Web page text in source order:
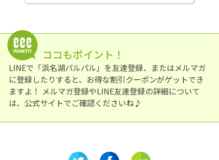
ココもポイント！
LINEで「浜名湖パルパル」を友達登録、またはメルマガ
に登録したりすると、お得な割引クーポンがゲットでき
ますよ！ メルマガ登録やLINE友達登録の詳細について
は、公式サイトでご確認くださいね♪